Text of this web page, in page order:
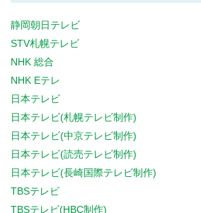
静岡朝日テレビ
STV札幌テレビ
NHK 総合
NHK Eテレ
日本テレビ
日本テレビ(札幌テレビ制作)
日本テレビ(中京テレビ制作)
日本テレビ(読売テレビ制作)
日本テレビ(長崎国際テレビ制作)
TBSテレビ
TBSテレビ(HBC制作)